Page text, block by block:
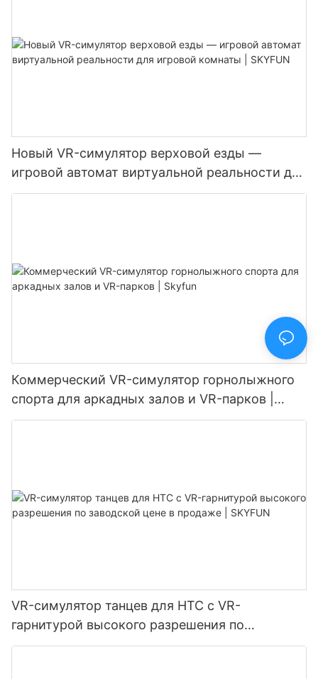
Новый VR-симулятор верховой езды —
игровой автомат виртуальной реальности для
игровой комнаты | SKYFUN
Коммерческий VR-симулятор горнолыжного
спорта для аркадных залов и VR-парков |
Skyfun
VR-симулятор танцев для HTC с VR-
гарнитурой высокого разрешения по
заводской цене в продаже | SKYFUN